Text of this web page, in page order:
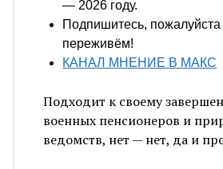
— 2026 году.
Подпишитесь,
переживём!
КАНАЛ МНЕНИЕ В МАКС
Подходит к своему
военных пенсионеров и
ведомств, нет — нет, да и